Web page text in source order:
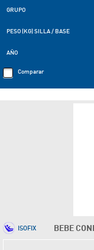
GRUPO
PESO (KG) SILLA / BASE
AÑO
Comparar
BEBE
ISOFIX